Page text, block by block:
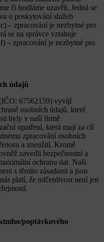
či hodláme uzavřít. Jedná se
o poskytování služeb
– zpracování je nezbytné pro
se na správce vztahuje
– zpracování je nezbytné pro
údajů
67562159) vyvíjí
osobních údajů, které
byly v naší firmě
opatření, která mají za cíl
zpracování osobních
a zneužití. Kromě
zavedli bezpečnostní a
ochranu dat. Naši
s těmito zásadami a jsou
platí, že mlčenlivost není jen
poptávkového